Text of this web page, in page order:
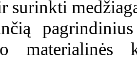
surinkti
materialinės